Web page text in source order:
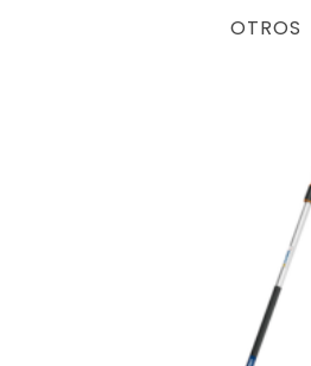
OTROS